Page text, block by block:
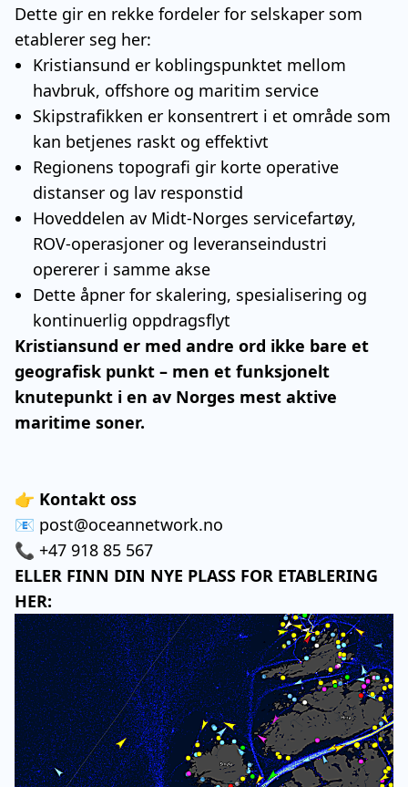
Dette gir en rekke fordeler for selskaper som
etablerer seg her:
Kristiansund er koblingspunktet mellom
havbruk, offshore og maritim service
Skipstrafikken er konsentrert i et område som
kan betjenes raskt og effektivt
Regionens topografi gir korte operative
distanser og lav responstid
Hoveddelen av Midt-Norges servicefartøy,
ROV-operasjoner og leveranseindustri
opererer i samme akse
Dette åpner for skalering, spesialisering og
kontinuerlig oppdragsflyt
Kristiansund er med andre ord ikke bare et
geografisk punkt – men et funksjonelt
knutepunkt i en av Norges mest aktive
maritime soner.
👉 Kontakt oss
📧 post@oceannetwork.no
📞 +47 918 85 567
ELLER FINN DIN NYE PLASS FOR ETABLERING
HER: